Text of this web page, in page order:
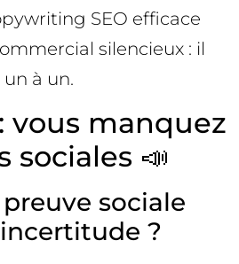
SEO efficace
silencieux : il
à un.
vous manquez
sociales 📣
sociale
?